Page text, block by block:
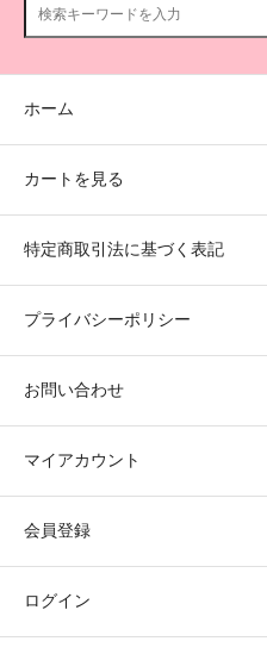
ホーム
カートを見る
特定商取引法に基づく表記
プライバシーポリシー
お問い合わせ
マイアカウント
会員登録
ログイン